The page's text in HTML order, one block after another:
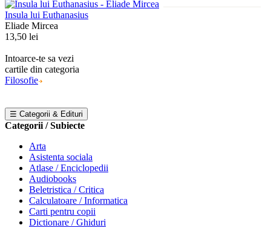
Insula lui Euthanasius
Eliade Mircea
13,50 lei
Intoarce-te sa vezi
cartile din categoria
Filosofie
☰ Categorii & Edituri
Categorii / Subiecte
Arta
Asistenta sociala
Atlase / Enciclopedii
Audiobooks
Beletristica / Critica
Calculatoare / Informatica
Carti pentru copii
Dictionare / Ghiduri